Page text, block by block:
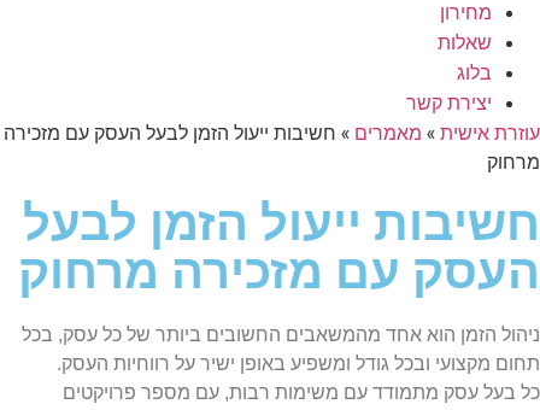
מחירון
שאלות
בלוג
יצירת קשר
עוזרת אישית» מאמרים » חשיבות ייעול הזמן לבעל העסק עם מזכירה
מרחוק
חשיבות ייעול הזמן לבעל
העסק עם מזכירה מרחוק
ניהול הזמן הוא אחד מהמשאבים החשובים ביותר של כל עסק, בכל
תחום מקצועי ובכל גודל ומשפיע באופן ישיר על רווחיות העסק.
כל בעל עסק מתמודד עם משימות רבות, עם מספר פרויקטים